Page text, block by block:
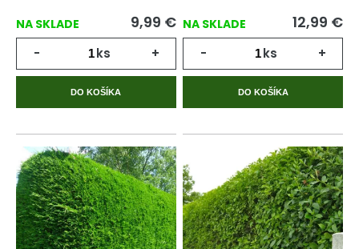
NA SKLADE 9,99 €
- ks +
DO KOŠÍKA
NA SKLADE 12,99 €
- ks +
DO KOŠÍKA